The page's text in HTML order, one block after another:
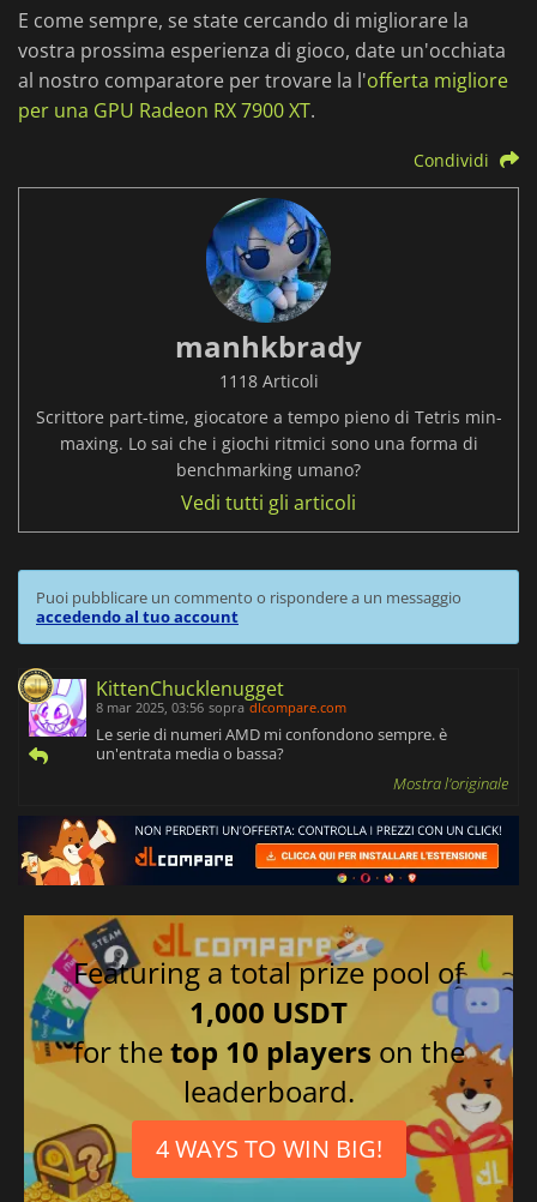
E come sempre, se state cercando di migliorare la
vostra prossima esperienza di gioco, date un'occhiata
al nostro comparatore per trovare la l'offerta migliore
per una GPU Radeon RX 7900 XT.
Condividi
manhkbrady
1118 Articoli
Scrittore part-time, giocatore a tempo pieno di Tetris min-
maxing. Lo sai che i giochi ritmici sono una forma di
benchmarking umano?
Vedi tutti gli articoli
Puoi pubblicare un commento o rispondere a un messaggio
accedendo al tuo account
KittenChucklenugget
8 mar 2025, 03:56 sopra dlcompare.com
Le serie di numeri AMD mi confondono sempre. è
un'entrata media o bassa?
Mostra l'originale
Featuring a total prize pool of
1,000 USDT
for thetop 10 players on the
leaderboard.
4 WAYS TO WIN BIG!